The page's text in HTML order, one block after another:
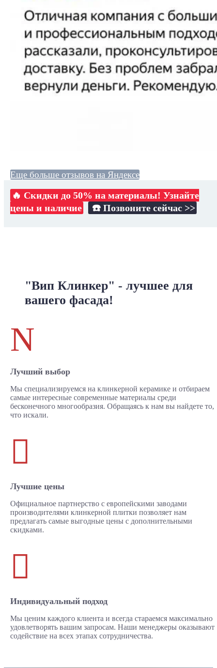
Еще больше отзывов на Яндексе
🔥 Скидки до 50% на материалы! Узнайте
цены и наличие
☎️ Позвоните сейчас >>
"Вип Клинкер" - лучшее для
вашего фасада!
N
Лучший выбор
Мы специализируемся на клинкерной керамике и отбираем
самые интересные современные материалы среди
бесконечного многообразия. Обращаясь к нам вы найдете то,
что искали.

Лучшие цены
Официальное партнерство с европейскими заводами
производителями клинкерной плитки позволяет нам
предлагать самые выгодные цены с дополнительными
скидками.

Индивидуальный подход
Мы ценим каждого клиента и всегда стараемся максимально
удовлетворять вашим запросам. Наши менеджеры оказывают
содействие на всех этапах сотрудничества.